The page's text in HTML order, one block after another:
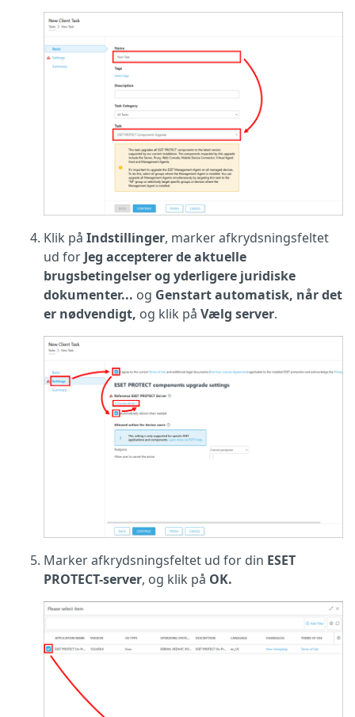
Klik på Indstillinger, marker afkrydsningsfeltet
ud for Jeg accepterer de aktuelle
brugsbetingelser og yderligere juridiske
dokumenter... og Genstart automatisk, når det
er nødvendigt, og klik på Vælg server.
Marker afkrydsningsfeltet ud for din ESET
PROTECT-server, og klik på OK.